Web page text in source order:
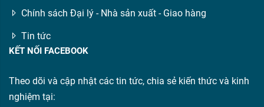
Chính sách Đại lý - Nhà sản xuất - Giao hàng
Tin tức
KẾT NỐI FACEBOOK
Theo dõi và cập nhật các tin tức, chia sẻ kiến thức và kinh
nghiệm tại: